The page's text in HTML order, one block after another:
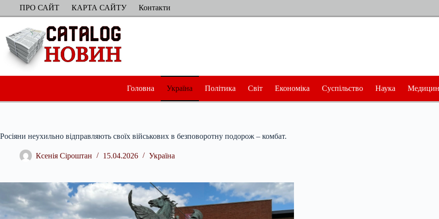
ПерейтиПРО САЙТ КАРТА САЙТУ Контакти
Головна Україна Політика Світ Економіка Суспільство Наука
Росіяни неухильно відправляють своїх військових в безповоротну подорож – комбат.
Ксенія Сіроштан 15.04.2026 Україна